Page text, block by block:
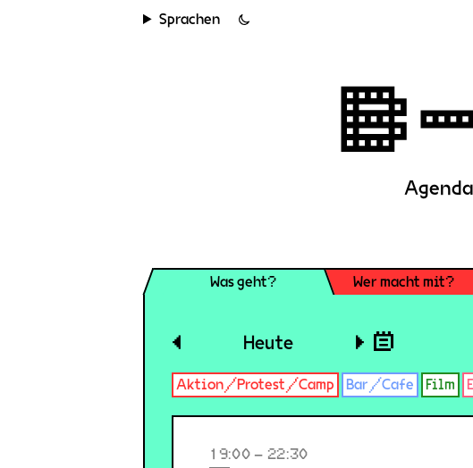
Sprachen
Was geht? Wer macht mit?
◀ Heute ▶
Aktion/Protest/Camp Bar/Cafe Film
19:00 – 22:30